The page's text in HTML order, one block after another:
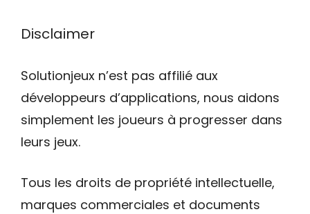
Disclaimer
Solutionjeux n’est pas affilié aux
développeurs d’applications, nous aidons
simplement les joueurs à progresser dans
leurs jeux.
Tous les droits de propriété intellectuelle,
marques commerciales et documents